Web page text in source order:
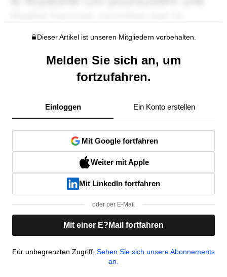
Dieser Artikel ist unseren Mitgliedern vorbehalten.
Melden Sie sich an, um
fortzufahren.
Einloggen Ein Konto erstellen
Mit Google fortfahren
Weiter mit Apple
Mit LinkedIn fortfahren
oder per E-Mail
Mit einer E?Mail fortfahren
Für unbegrenzten Zugriff, Sehen Sie sich unsere Abonnements
an.